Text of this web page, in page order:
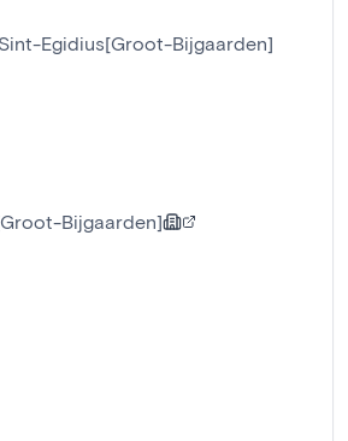
Egidius[Groot-Bijgaarden]
Bijgaarden]